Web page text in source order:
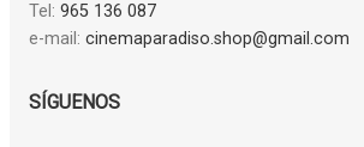
Tel: 965 136 087
e-mail: cinemaparadiso.shop@gmail.com
SÍGUENOS